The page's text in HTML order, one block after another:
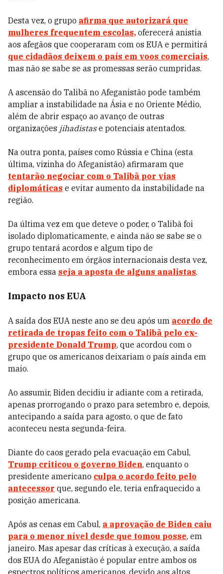
Desta vez, o grupo afirma que autorizará que
mulheres frequentem escolas, oferecerá anistia
aos afegãos que cooperaram com os EUA e permitirá
que cidadãos deixem o país em voos comerciais,
mas não se sabe se as promessas serão cumpridas.
A ascensão do Talibã no Afeganistão pode também
ampliar a instabilidade na Ásia e no Oriente Médio,
além de abrir espaço ao avanço de outras
organizações jihadistase potenciais atentados.
Na outra ponta, países como Rússia e China (esta
última, vizinha do Afeganistão) afirmaram que
tentarão negociar com o Talibã por vias
diplomáticas e evitar aumento da instabilidade na
região.
Da última vez em que deteve o poder, o Talibã foi
isolado diplomaticamente, e ainda não se sabe se o
grupo tentará acordos e algum tipo de
reconhecimento em órgãos internacionais desta vez,
embora essa seja a aposta de alguns analistas.
Impacto nos EUA
A saída dos EUA neste ano se deu após um acordo de
retirada de tropas feito com o Talibã pelo ex-
presidente Donald Trump, que acordou com o
grupo que os americanos deixariam o país ainda em
maio.
Ao assumir, Biden decidiu ir adiante com a retirada,
apenas prorrogando o prazo para setembro e, depois,
antecipando a saída para agosto, o que de fato
aconteceu nesta segunda-feira.
Diante do caos gerado pela evacuação em Cabul,
Trump criticou o governo Biden, enquanto o
presidente americano culpa o acordo feito pelo
antecessor que, segundo ele, teria enfraquecido a
posição americana.
Após as cenas em Cabul, a aprovação de Biden caiu
para o menor nível desde que tomou posse, em
janeiro. Mas apesar das críticas à execução, a saída
dos EUA do Afeganistão é popular entre ambos os
espectros políticos americanos, devido aos altos